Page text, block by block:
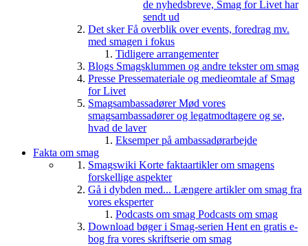
de nyhedsbreve, Smag for Livet har
sendt ud
Det skerFå overblik over events, foredrag mv.
med smagen i fokus
Tidligere arrangementer
Blogs Smagsklummen og andre tekster om smag
Presse Pressemateriale og medieomtale af Smag
for Livet
SmagsambassadørerMød vores
smagsambassadører og legatmodtagere og se,
hvad de laver
Eksemper på ambassadørarbejde
Fakta om smag
Smagswiki Korte faktaartikler om smagens
forskellige aspekter
Gå i dybden med... Længere artikler om smag fra
vores eksperter
Podcasts om smag Podcasts om smag
Download bøger i Smag-serien Hent en gratis e-
bog fra vores skriftserie om smag